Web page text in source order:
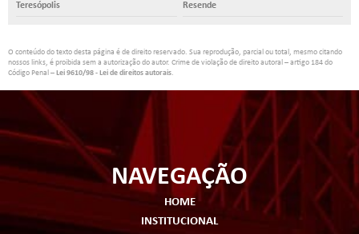
Teresópolis Resende
O conteúdo do texto desta página é de direito reservado. Sua reprodução, parcial ou total, mesmo citando
nossos links, é proibida sem a autorização do autor. Crime de violação de direito autoral – artigo 184 do
Código Penal –Lei 9610/98 - Lei de direitos autorais.
NAVEGAÇÃO
HOME
INSTITUCIONAL